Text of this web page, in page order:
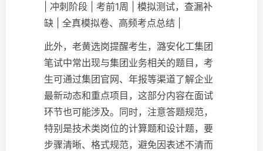
| 冲刺阶段 | 考前1周 | 模拟测试，查漏补
缺 | 全真模拟卷、高频考点总结 |
此外，老黄选岗提醒考生，潞安化工集团
笔试中常出现与集团业务相关的题目，考
生可通过集团官网、年报等渠道了解企业
最新动态和重点项目，这部分内容在面试
环节也可能涉及。同时，注意答题规范，
特别是技术类岗位的计算题和设计题，要
步骤清晰、格式规范，避免因表述不清而